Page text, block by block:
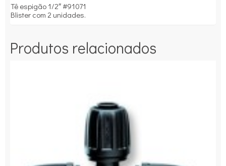
Tê espigão 1/2″ #91071
Blister com 2 unidades.
Produtos relacionados